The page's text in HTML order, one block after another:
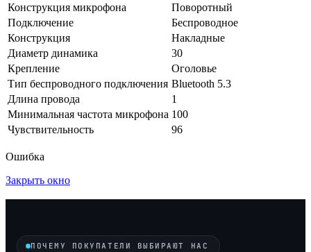
Конструкция микрофона
Поворотный
Подключение
Беспроводное
Конструкция
Накладные
Диаметр динамика
30
Крепление
Оголовье
Тип беспроводного подключения Bluetooth 5.3
Длина провода
1
Минимальная частота микрофона 100
Чувствительность
96
Ошибка
Закрыть окно
ПОЧЕМУ ПОКУПАТЕЛИ ВЫБИРАЮТ НАС